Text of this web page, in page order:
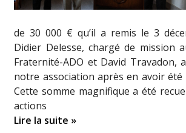
de 30 000 € qu’il a remis le 3
Didier Delesse, chargé de mission
Fraternité-ADO et David Travadon,
notre association après en avoir
Cette somme magnifique a été
actions
Lire la suite »